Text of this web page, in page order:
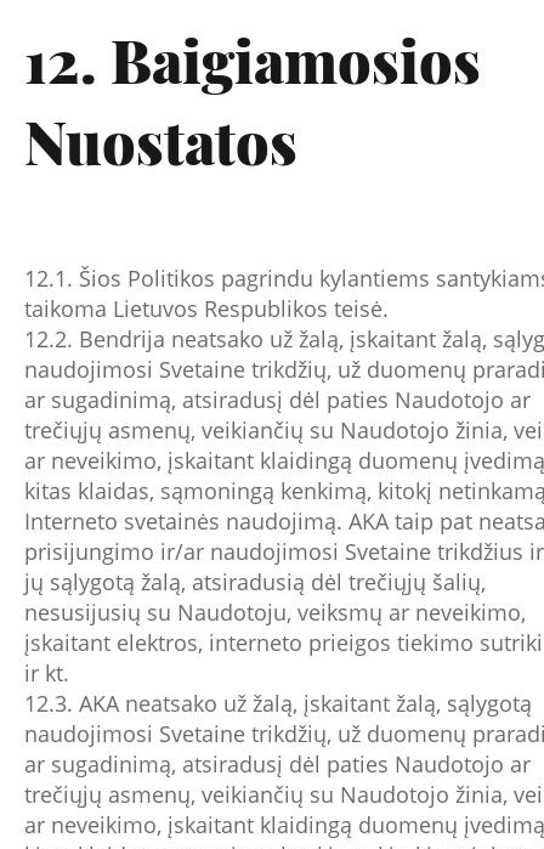
12. Baigiamosios
Nuostatos
12.1. Šios Politikos pagrindu kylantiems
taikoma Lietuvos Respublikos teisė.
12.2. Bendrija neatsako už žalą, įskaitant žalą,
naudojimosi Svetaine trikdžių, už duomenų
ar sugadinimą, atsiradusį dėl paties Naudotojo ar
trečiųjų asmenų, veikiančių su Naudotojo žinia,
ar neveikimo, įskaitant klaidingą duomenų
kitas klaidas, sąmoningą kenkimą, kitokį
Interneto svetainės naudojimą. AKA taip pat
prisijungimo ir/ar naudojimosi Svetaine trikdžius
jų sąlygotą žalą, atsiradusią dėl trečiųjų šalių,
nesusijusių su Naudotoju, veiksmų ar neveikimo,
įskaitant elektros, interneto prieigos tiekimo
ir kt.
12.3. AKA neatsako už žalą, įskaitant žalą, sąlygotą
naudojimosi Svetaine trikdžių, už duomenų
ar sugadinimą, atsiradusį dėl paties Naudotojo ar
trečiųjų asmenų, veikiančių su Naudotojo žinia,
ar neveikimo, įskaitant klaidingą duomenų